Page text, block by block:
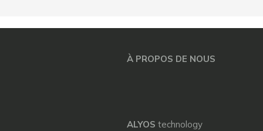
À PROPOS DE NOUS
ALYOS technology